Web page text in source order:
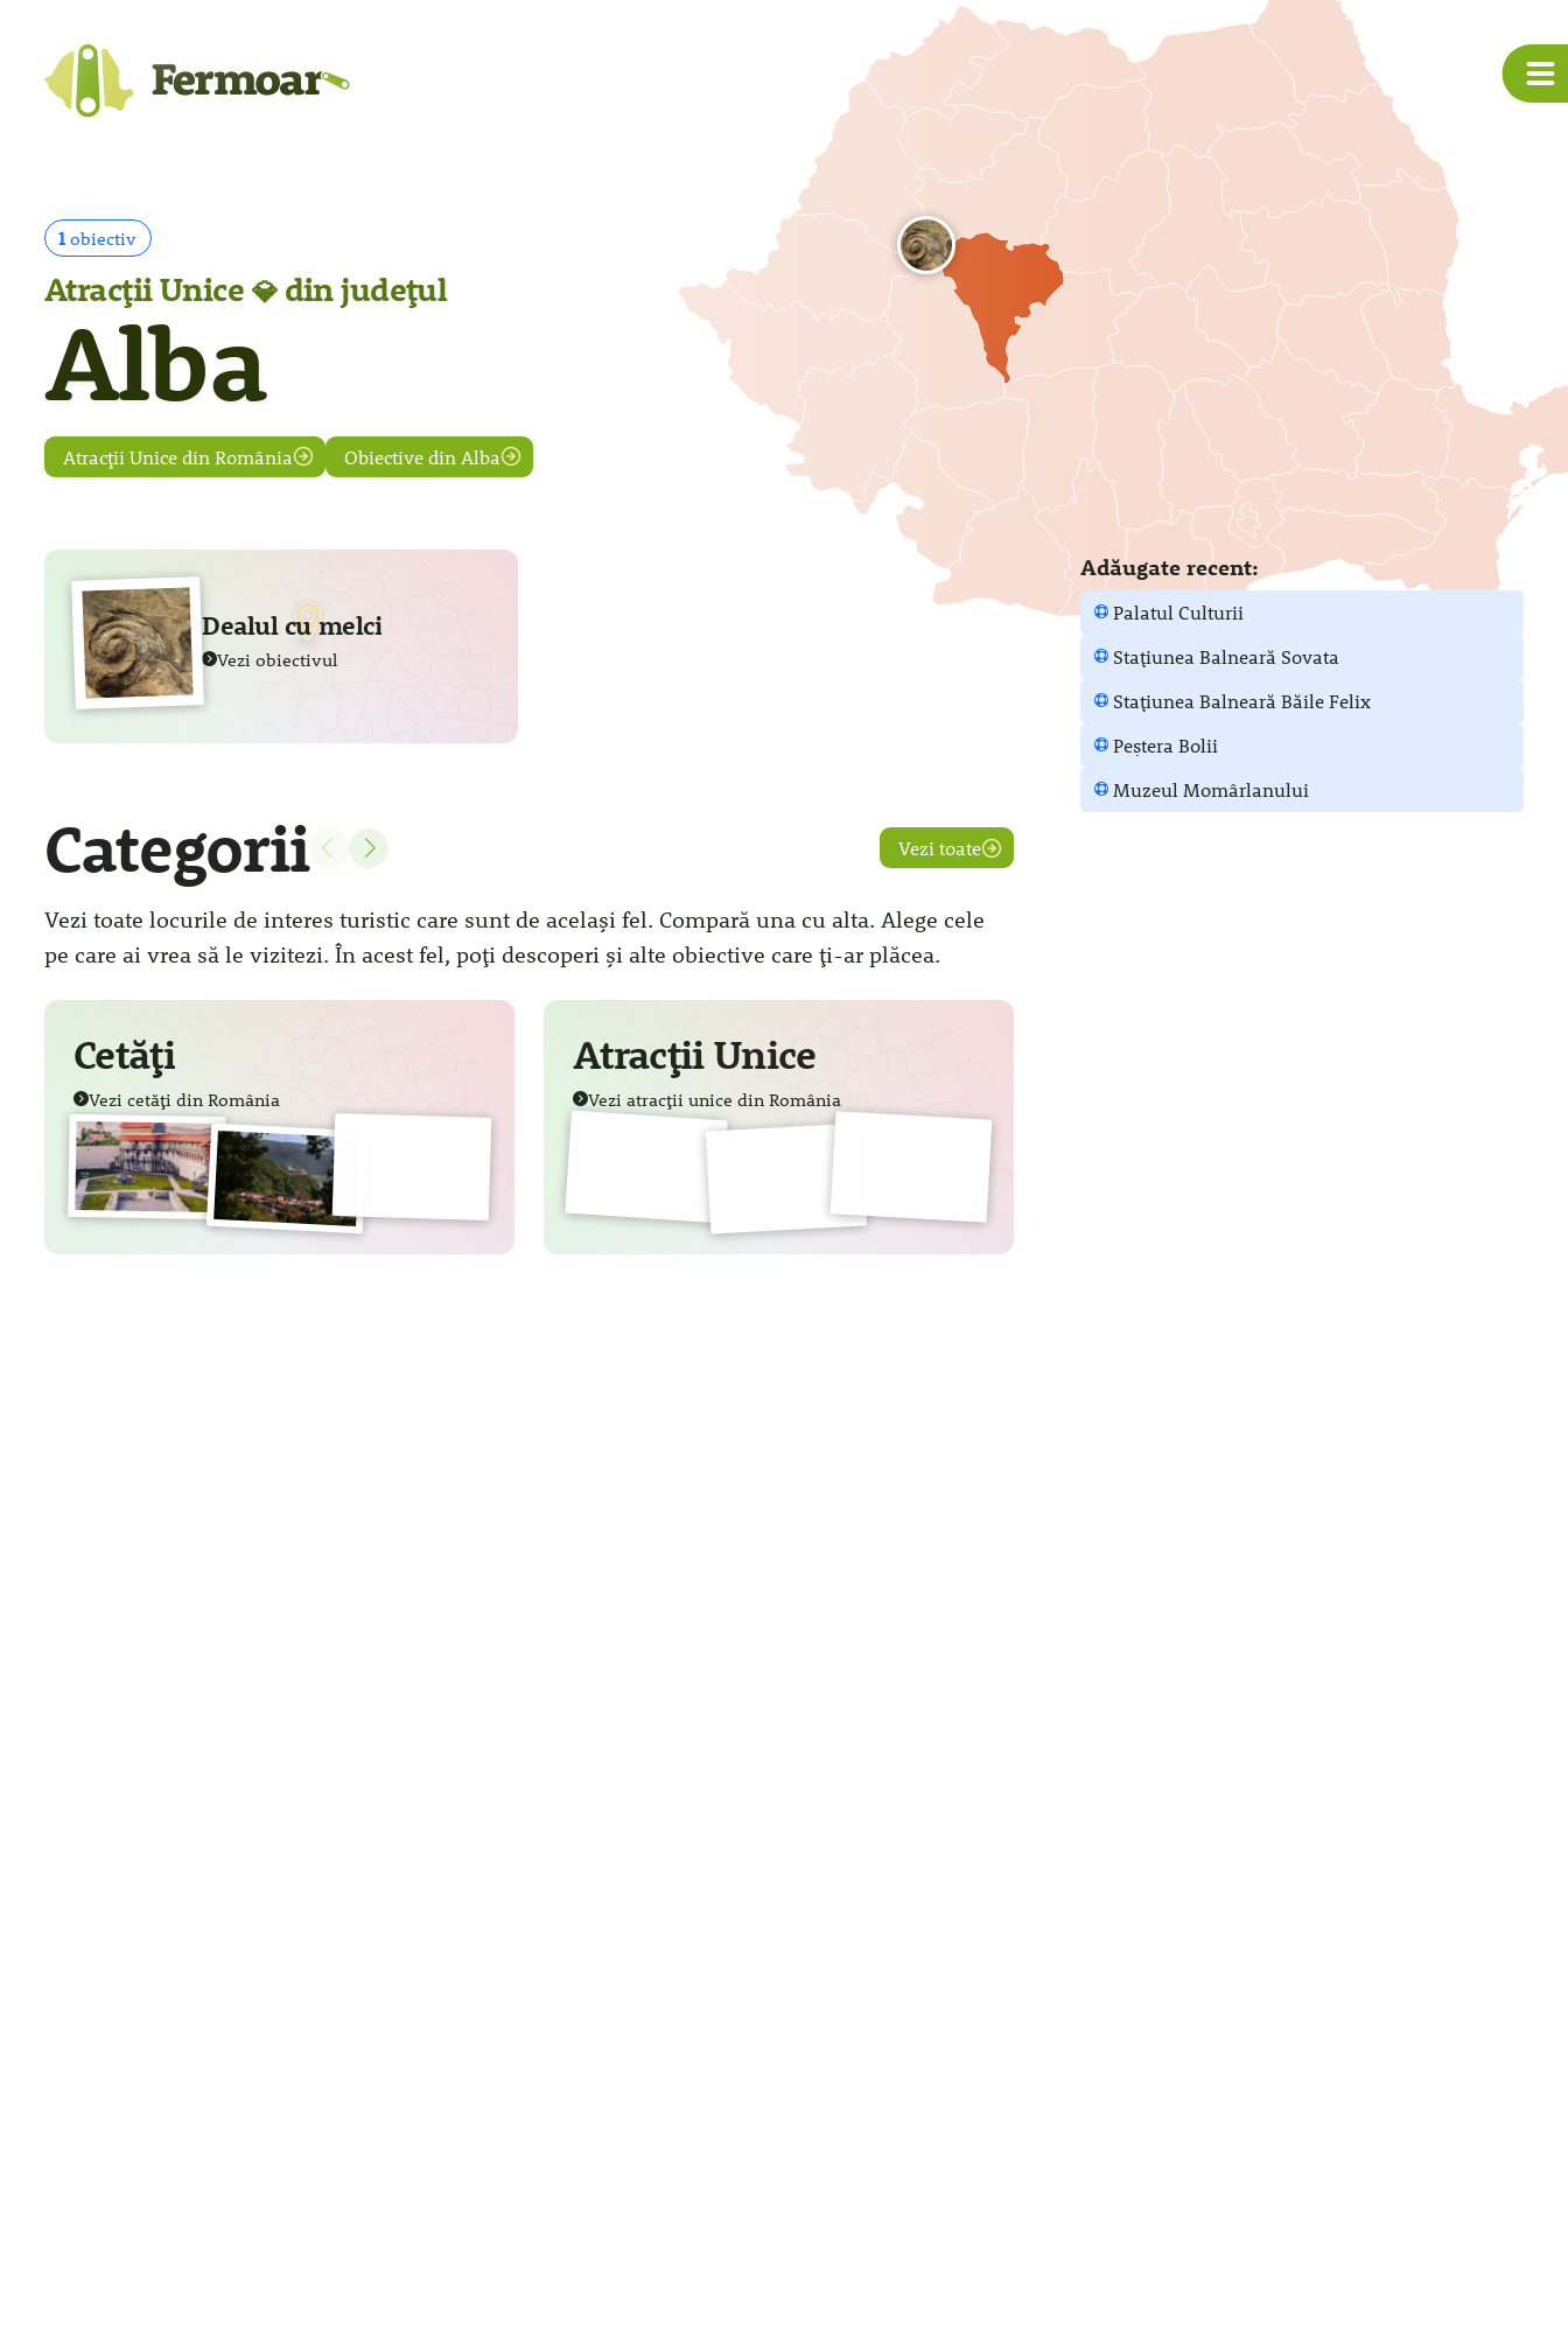
1 obiectiv
Atracții Unice 💎din județul
Alba
Atracții Unice din România Obiective din Alba
Dealul cu melci
Vezi obiectivul
Categorii Vezi toate
Vezi toate locurile de interes turistic care sunt de același fel. Compară una cu alta. Alege cele
pe care ai vrea să le vizitezi. În acest fel, poți descoperi și alte obiective care ți-ar plăcea.
Cetăți
Vezi cetăți din România
Atracții Unice
Vezi atracții unice din România
Adăugate recent:
Palatul Culturii
Stațiunea Balneară Sovata
Stațiunea Balneară Băile Felix
Peștera Bolii
Muzeul Momârlanului